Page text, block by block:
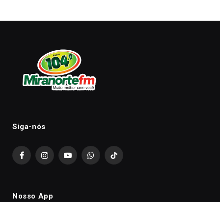
Siga-nós
FacebookInstagramYouTubeWhatsAppTikTok
Nosso App